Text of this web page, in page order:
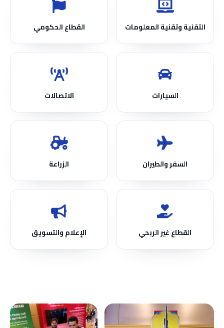
التقنية وتقنية المعلومات القطاع الحكومي
السيارات الاتصالات
السفر والطيران الزراعة
القطاع غير الربحي الإعلام والتسويق